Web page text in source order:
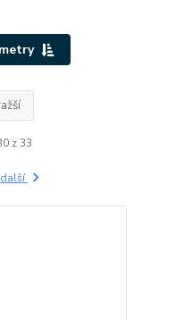
z 33
další